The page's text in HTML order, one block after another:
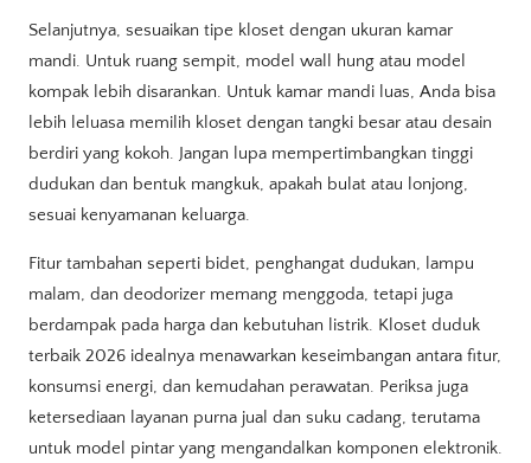
Selanjutnya, sesuaikan tipe kloset dengan ukuran kamar
mandi. Untuk ruang sempit, model wall hung atau model
kompak lebih disarankan. Untuk kamar mandi luas, Anda bisa
lebih leluasa memilih kloset dengan tangki besar atau desain
berdiri yang kokoh. Jangan lupa mempertimbangkan tinggi
dudukan dan bentuk mangkuk, apakah bulat atau lonjong,
sesuai kenyamanan keluarga.
Fitur tambahan seperti bidet, penghangat dudukan, lampu
malam, dan deodorizer memang menggoda, tetapi juga
berdampak pada harga dan kebutuhan listrik. Kloset duduk
terbaik 2026 idealnya menawarkan keseimbangan antara fitur,
konsumsi energi, dan kemudahan perawatan. Periksa juga
ketersediaan layanan purna jual dan suku cadang, terutama
untuk model pintar yang mengandalkan komponen elektronik.